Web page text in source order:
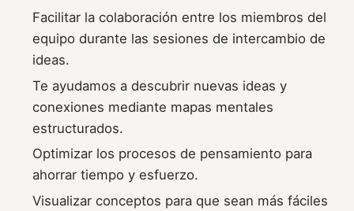
Facilitar la colaboración entre los miembros del
equipo durante las sesiones de intercambio de
ideas.
Te ayudamos a descubrir nuevas ideas y
conexiones mediante mapas mentales
estructurados.
Optimizar los procesos de pensamiento para
ahorrar tiempo y esfuerzo.
Visualizar conceptos para que sean más fáciles